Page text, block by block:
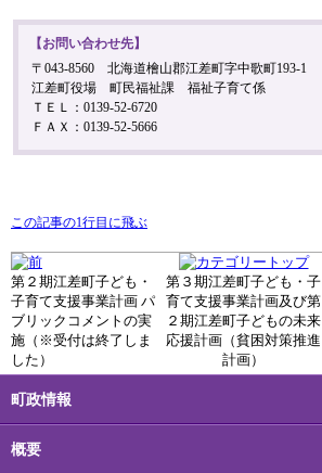
【お問い合わせ先】
〒043-8560 北海道檜山郡江差町字中歌町193-1
江差町役場 町民福祉課 福祉子育て係
ＴＥＬ：0139-52-6720
ＦＡＸ：0139-52-5666
この記事の1行目に飛ぶ
第２期江差町子ども・
子育て支援事業計画 パ
ブリックコメントの実
施（※受付は終了しま
した）
第３期江差町子ども・子
育て支援事業計画及び第
２期江差町子どもの未来
応援計画（貧困対策推進
計画）
町政情報
概要